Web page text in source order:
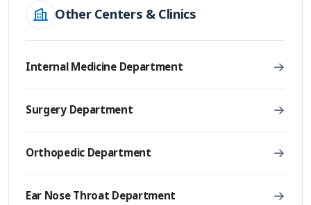
Other Centers & Clinics
Internal Medicine Department
Surgery Department
Orthopedic Department
Ear Nose Throat Department